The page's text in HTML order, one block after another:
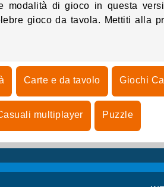
modalità di gioco in questa
gioco da tavola. Mettiti alla
da tutto il mondo, sblocca
Carte e da tavolo Giochi
multiplayer Puzzle